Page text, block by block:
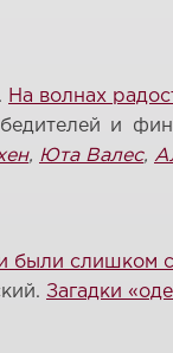
На волнах
и
, Юта Валес,
были слишком
Загадки